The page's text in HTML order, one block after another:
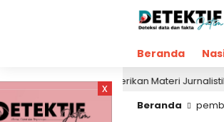
Beranda
x
1 hari lalu Berikan Materi Jurnalistik dan
Beranda